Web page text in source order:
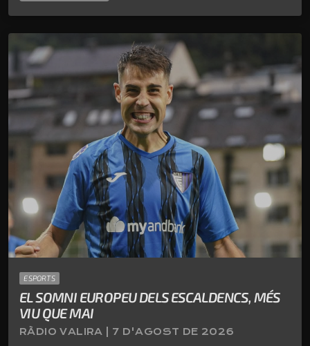
ESPORTS
EL SOMNI EUROPEU DELS ESCALDENCS, MÉS
VIU QUE MAI
RÀDIO VALIRA | 7 D'AGOST DE 2026